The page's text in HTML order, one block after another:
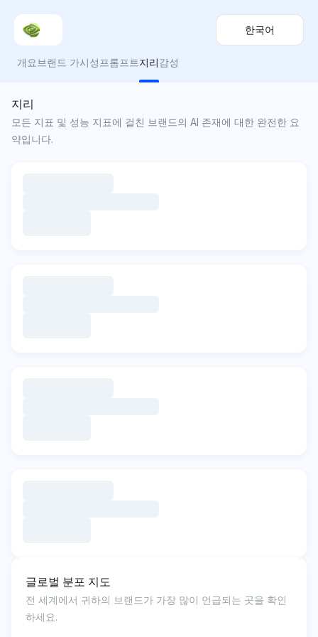
한국어
개요 브랜드 가시성 프롬프트지리감성
지리
모든 지표 및 성능 지표에 걸친 브랜드의 AI 존재에 대한 완전한 요
약입니다.
글로벌 분포 지도
전 세계에서 귀하의 브랜드가 가장 많이 언급되는 곳을 확인
하세요.